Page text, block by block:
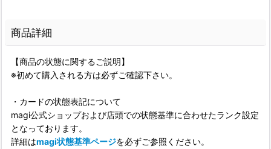
商品詳細
【商品の状態に関するご説明】
※初めて購入される方は必ずご確認下さい。
・カードの状態表記について
magi公式ショップおよび店頭での状態基準に合わせたランク設定
となっております。
詳細はmagi状態基準ページを必ずご参照ください。